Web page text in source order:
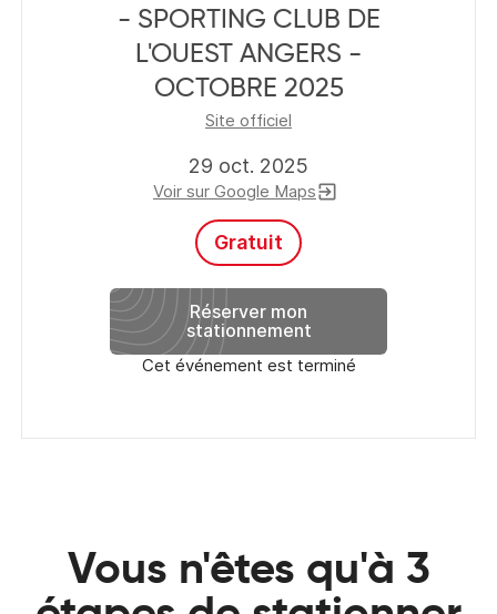
- SPORTING CLUB DE
L'OUEST ANGERS -
OCTOBRE 2025
Site officiel
29 oct. 2025
Voir sur Google Mapsexit_to_app
Gratuit
Réserver mon
stationnement
Cet événement est terminé
Vous n'êtes qu'à 3